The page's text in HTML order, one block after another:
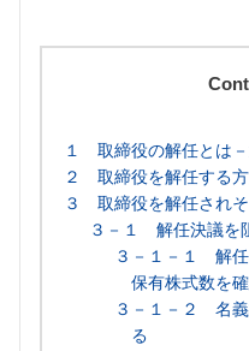
１ 取締役の解任とは
２ 取締役を解任する
３ 取締役を解任され
３－１ 解任決議を
３－１－１ 解
保有株式数を
３－１－２ 名
る